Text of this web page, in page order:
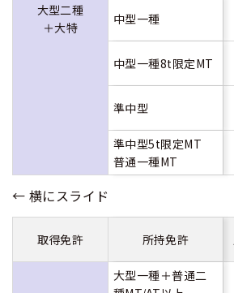
大型二種
＋大特
中型一種
中型一種8t限定MT
準中型
準中型5t限定MT
普通一種MT
取得免許 所持免許
大型一種＋普通二